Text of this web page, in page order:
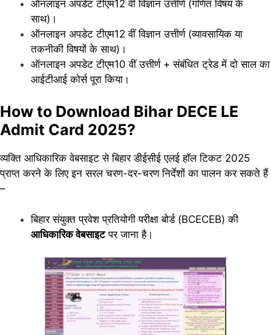
ऑनलाइन अपडेट टीएम12 वीं विज्ञान उत्तीर्ण (गणित विषय के
साथ)।
ऑनलाइन अपडेट टीएम12 वीं विज्ञान उत्तीर्ण (व्यावसायिक या
तकनीकी विषयों के साथ)।
ऑनलाइन अपडेट टीएम10 वीं उत्तीर्ण + संबंधित ट्रेड में दो साल का
आईटीआई कोर्स पूरा किया।
How to Download Bihar DECE LE
Admit Card 2025?
व्यक्ति आधिकारिक वेबसाइट से बिहार डीईसीई एलई हॉल टिकट 2025
प्राप्त करने के लिए इन सरल चरण-दर-चरण निर्देशों का पालन कर सकते हैं
–
बिहार संयुक्त प्रवेश प्रतियोगी परीक्षा बोर्ड (BCECEB) की
आधिकारिक वेबसाइटपर जाना है।